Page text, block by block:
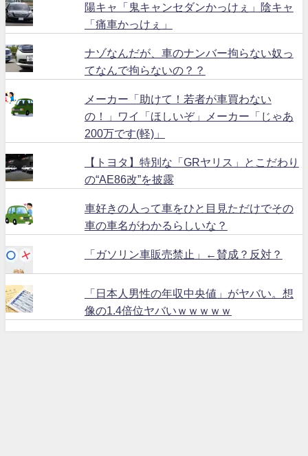
陽キャ「鬼キャンセダンかっけぇ」陰キャ
「痛車かっけぇ」
ナゾなんだが、車のナンバー拘らない奴っ
てなんで拘らないの？？
メーカー「助けて！若者が車買わない
の！」ワイ「ほしいぞ」メーカー「じゃあ
200万です(軽)」
【トヨタ】特別な「GRヤリス」とこだわり
の“AE86改”を披露
車好きの人って車をひと目見ただけでその
車の車名がわかるらしいな？
「ガソリン車販売禁止」←賛成？反対？
「日本人男性の年収中央値」がヤバい。想
像の1.4倍位ヤバいｗｗｗｗｗ